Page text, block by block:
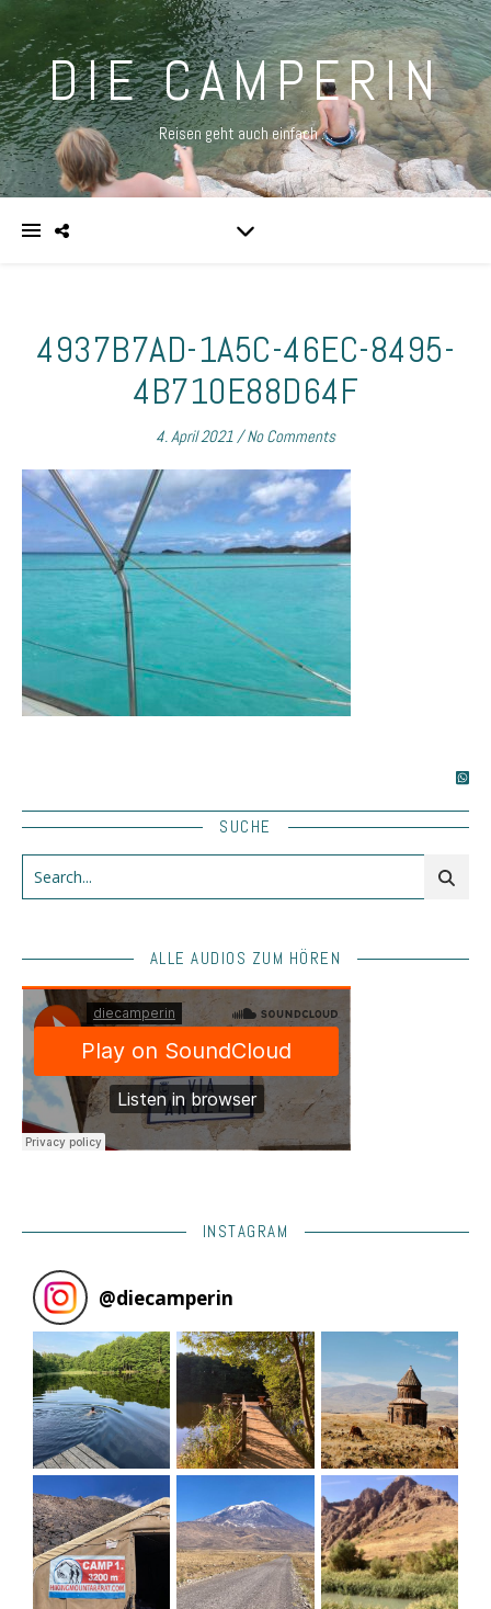
DIE CAMPERIN
Reisen geht auch einfach …
4937B7AD-1A5C-46EC-8495-
4B710E88D64F
4. April 2021/ No Comments
SUCHE
ALLE AUDIOS ZUM HÖREN
INSTAGRAM
@diecamperin